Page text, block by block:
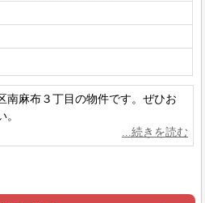
南麻布３丁目の物件です。ぜひお